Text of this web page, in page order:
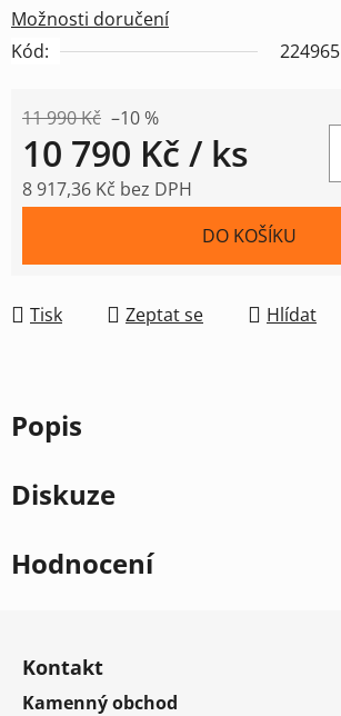
Možnosti doručení
Kód:
11 990 Kč –10 %
10 790 Kč / ks
8 917,36 Kč bez DPH
DO KOŠÍKU
Tisk Zeptat se Hlídat
Popis
Diskuze
Hodnocení
Kontakt
Kamenný obchod